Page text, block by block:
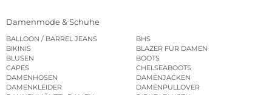
Damenmode & Schuhe
BALLOON / BARREL JEANS
BHS
BIKINIS
BLAZER FÜR DAMEN
BLUSEN
BOOTS
CAPES
CHELSEABOOTS
DAMENHOSEN
DAMENJACKEN
DAMENKLEIDER
DAMENPULLOVER